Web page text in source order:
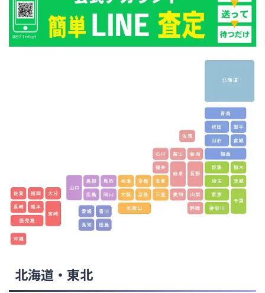
北海道・東北